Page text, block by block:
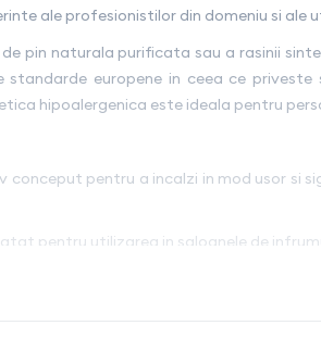
ale profesionistilor din domeniu si ale
pin naturala purificata sau a rasinii
europene in ceea ce
hipoalergenica este ideala pentru
pentru a incalzi in mod usor si
pentru utilizarea in saloanele de